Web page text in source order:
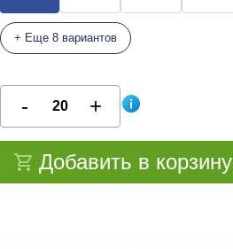
+ Еще 8 вариантов
Добавить в корзину